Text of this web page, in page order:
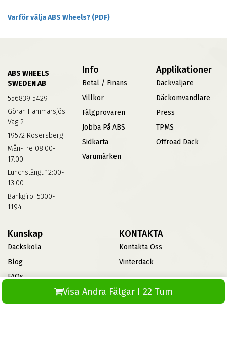
Visa Andra Fälgar I 22 Tum
Varför välja ABS Wheels? (PDF)
ABS WHEELS
SWEDEN AB
556839 5429
Göran Hammarsjös
Väg 2
19572 Rosersberg
Mån-Fre 08:00-
17:00
Lunchstängt 12:00-
13:00
Bankgiro: 5300-
1194
Info
Betal / Finans
Villkor
Fälgprovaren
Jobba På ABS
Sidkarta
Varumärken
Applikationer
Däckväljare
Däckomvandlare
Press
TPMS
Offroad Däck
Kunskap
Däckskola
Blog
FAQs
Informationsbank Av Däck
Och Fälgar
KONTAKTA
Kontakta Oss
Vinterdäck